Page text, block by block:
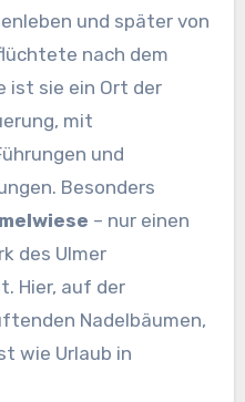
und später von
nach dem
ist sie ein Ort der
mit
und
Besonders
– nur einen
des Ulmer
Hier, auf der
Nadelbäumen,
wie Urlaub in